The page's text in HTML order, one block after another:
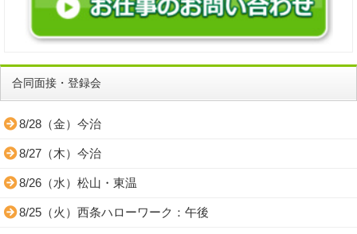
合同面接・登録会
8/28（金）今治
8/27（木）今治
8/26（水）松山・東温
8/25（火）西条ハローワーク：午後